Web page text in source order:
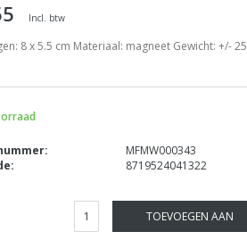
Incl. btw
8 x 5.5 cm Materiaal: magneet Gewicht: +/- 25
MFMW000343
8719524041322
TOEVOEGEN AAN